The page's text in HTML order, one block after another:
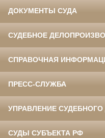
ДОКУМЕНТЫ СУДА
СУДЕБНОЕ
СПРАВОЧНАЯ
ПРЕСС-СЛУЖБА
УПРАВЛЕНИЕ
СУДЫ СУБЪЕКТА РФ